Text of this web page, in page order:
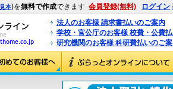
見本)を無料で作成できます 会員登録(無料) ログイン
法人のお客様 請求書払いのご案内
学校・官公庁のお客様 校費・公費
研究機関のお客様 科研費払いのご